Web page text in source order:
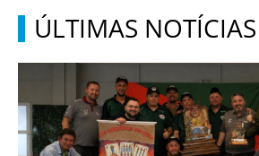
ÚLTIMAS NOTÍCIAS